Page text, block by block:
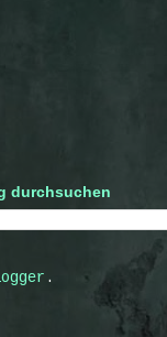
durchsuchen
.